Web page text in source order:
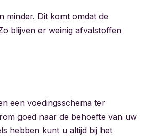
minder. Dit komt omdat de
blijven er weinig afvalstoffen
een voedingsschema ter
goed naar de behoefte van uw
hebben kunt u altijd bij het